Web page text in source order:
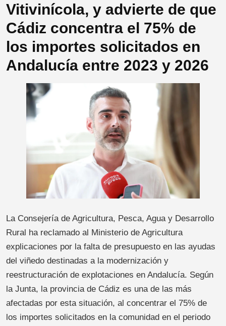
Vitivinícola, y advierte de que
Cádiz concentra el 75% de
los importes solicitados en
Andalucía entre 2023 y 2026
La Consejería de Agricultura, Pesca, Agua y Desarrollo
Rural ha reclamado al Ministerio de Agricultura
explicaciones por la falta de presupuesto en las ayudas
del viñedo destinadas a la modernización y
reestructuración de explotaciones en Andalucía. Según
la Junta, la provincia de Cádiz es una de las más
afectadas por esta situación, al concentrar el 75% de
los importes solicitados en la comunidad en el periodo